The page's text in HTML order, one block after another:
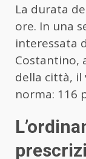
La durata
ore. In una
interessata
Costantino,
della città, il
norma: 116